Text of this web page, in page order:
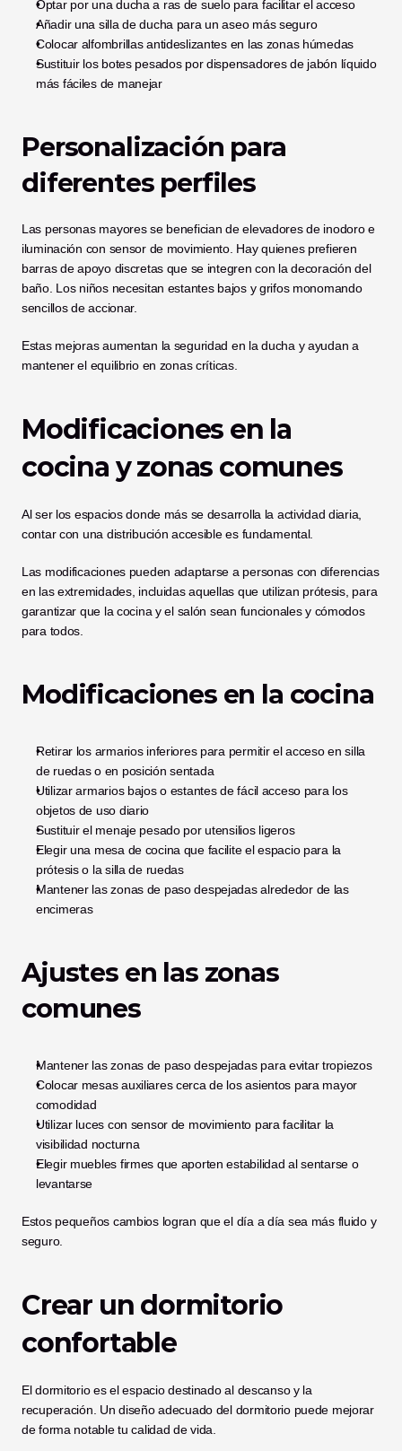
Optar por una ducha a ras de suelo para facilitar el acceso
Añadir una silla de ducha para un aseo más seguro
Colocar alfombrillas antideslizantes en las zonas húmedas
Sustituir los botes pesados por dispensadores de jabón líquido
más fáciles de manejar
Personalización para
diferentes perfiles
Las personas mayores se benefician de elevadores de inodoro e
iluminación con sensor de movimiento. Hay quienes prefieren
barras de apoyo discretas que se integren con la decoración del
baño. Los niños necesitan estantes bajos y grifos monomando
sencillos de accionar.
Estas mejoras aumentan la seguridad en la ducha y ayudan a
mantener el equilibrio en zonas críticas.
Modificaciones en la
cocina y zonas comunes
Al ser los espacios donde más se desarrolla la actividad diaria,
contar con una distribución accesible es fundamental.
Las modificaciones pueden adaptarse a personas con diferencias
en las extremidades, incluidas aquellas que utilizan prótesis, para
garantizar que la cocina y el salón sean funcionales y cómodos
para todos.
Modificaciones en la cocina
Retirar los armarios inferiores para permitir el acceso en silla
de ruedas o en posición sentada
Utilizar armarios bajos o estantes de fácil acceso para los
objetos de uso diario
Sustituir el menaje pesado por utensilios ligeros
Elegir una mesa de cocina que facilite el espacio para la
prótesis o la silla de ruedas
Mantener las zonas de paso despejadas alrededor de las
encimeras
Ajustes en las zonas
comunes
Mantener las zonas de paso despejadas para evitar tropiezos
Colocar mesas auxiliares cerca de los asientos para mayor
comodidad
Utilizar luces con sensor de movimiento para facilitar la
visibilidad nocturna
Elegir muebles firmes que aporten estabilidad al sentarse o
levantarse
Estos pequeños cambios logran que el día a día sea más fluido y
seguro.
Crear un dormitorio
confortable
El dormitorio es el espacio destinado al descanso y la
recuperación. Un diseño adecuado del dormitorio puede mejorar
de forma notable tu calidad de vida.